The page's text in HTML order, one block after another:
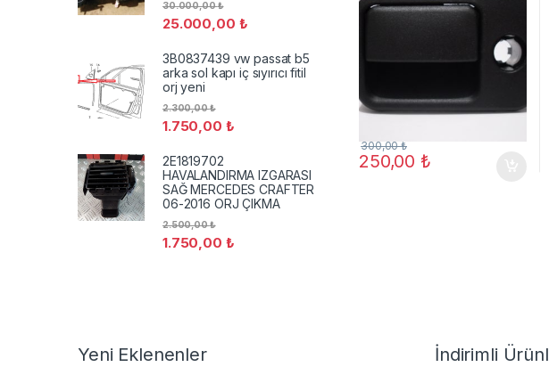
250,00 ₺
300,00₺
25.000,00 ₺
30.000,00₺
3B0837439 vw passat b5
arka sol kapı iç sıyırıcı fitil
orj yeni
1.750,00 ₺
2.300,00₺
2E1819702
HAVALANDIRMA IZGARASI
SAĞ MERCEDES CRAFTER
06-2016 ORJ ÇIKMA
1.750,00 ₺
2.500,00₺
Yeni Eklenenler İndirimli